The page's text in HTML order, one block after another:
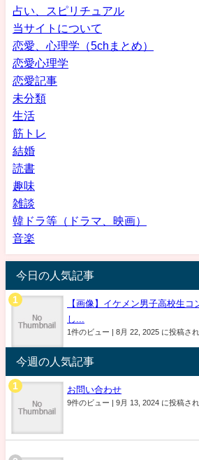
占い、スピリチュアル
当サイトについて
恋愛、心理学（5chまとめ）
恋愛心理学
恋愛記事
未分類
生活
筋トレ
結婚
読書
趣味
雑談
韓ドラ等（ドラマ、映画）
音楽
今日の人気記事
【画像】イケメン男子高校生コ
し...
1件のビュー | 8月 22, 2025 に投稿さ
今週の人気記事
お問い合わせ
9件のビュー | 9月 13, 2024 に投稿さ